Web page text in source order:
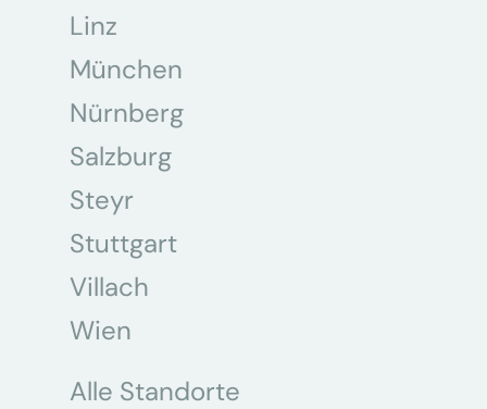
Linz
München
Nürnberg
Salzburg
Steyr
Stuttgart
Villach
Wien
Alle Standorte